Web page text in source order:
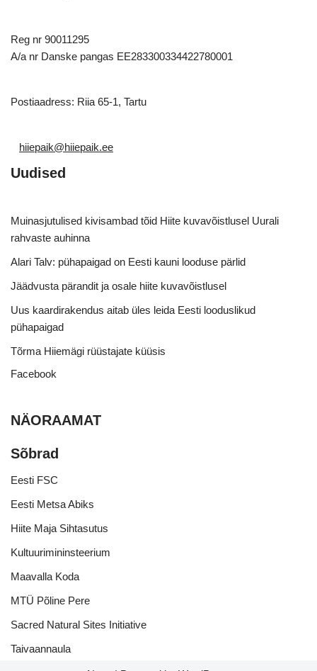
Reg nr 90011295
A/a nr Danske pangas EE283300334422780001
Postiaadress: Riia 65-1, Tartu
hiiepaik@hiiepaik.ee
Uudised
Muinasjutulised kivisambad tõid Hiite kuvavõistlusel Uurali
rahvaste auhinna
Alari Talv: pühapaigad on Eesti kauni looduse pärlid
Jäädvusta pärandit ja osale hiite kuvavõistlusel
Uus kaardirakendus aitab üles leida Eesti looduslikud
pühapaigad
Tõrma Hiiemägi rüüstajate küüsis
Facebook
NÄORAAMAT
Sõbrad
Eesti FSC
Eesti Metsa Abiks
Hiite Maja Sihtasutus
Kultuurimininsteerium
Maavalla Koda
MTÜ Põline Pere
Sacred Natural Sites Initiative
Taivaannaula